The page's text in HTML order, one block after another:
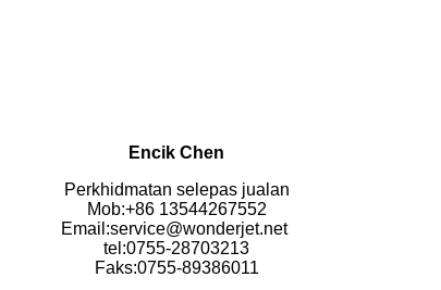
Encik Chen
Perkhidmatan selepas jualan
Mob:+86 13544267552
Email:service@wonderjet.net
tel:0755-28703213
Faks:0755-89386011